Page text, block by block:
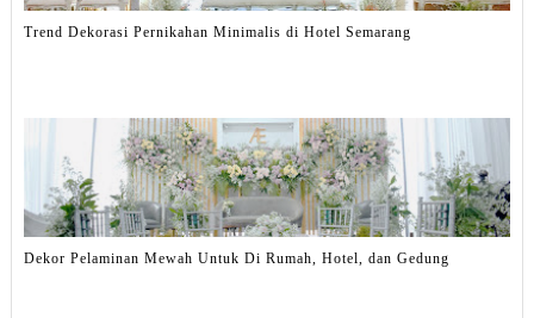
Trend Dekorasi Pernikahan Minimalis di Hotel Semarang
Dekor Pelaminan Mewah Untuk Di Rumah, Hotel, dan Gedung